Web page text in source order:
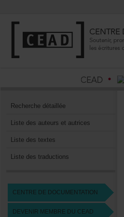
Recherchedétaillée
Listedesauteursetautrices
Listedestextes
Listedestraductions
CENTREDEDOCUMENTATION
DEVENIRMEMBREDUCEAD